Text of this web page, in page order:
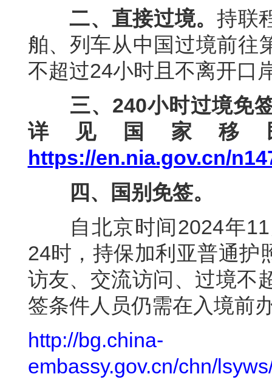
二、直接过境。 持联
舶、列车从中国过境前往
不超过24小时且不离开口
三、240小时过境免
详见国家移
https://en.nia.gov.cn/
四 、国别免签。
自北京时间2024年11
24时，持保加利亚普通护
访友、交流访问、过境不
签条件人员仍需在入境前
http://bg.china-
embassy.gov.cn/chn/